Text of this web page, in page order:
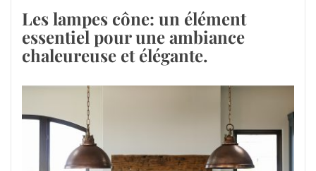
Les lampes cône: un élément
essentiel pour une ambiance
chaleureuse et élégante.